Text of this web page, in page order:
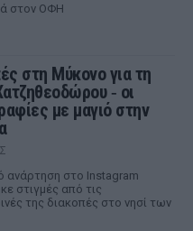
στον ΟΦΗ
στη Μύκονο για τη
‑ οι
με μαγιό στην
ανάρτηση στο Instagram
στιγμές από τις
της διακοπές στο νησί των